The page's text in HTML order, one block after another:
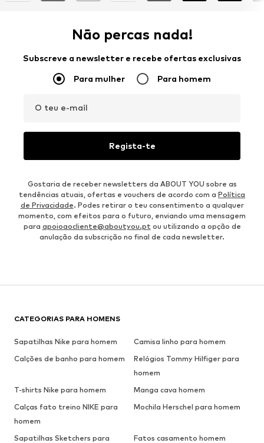
Não percas nada!
Subscreve a newsletter e recebe ofertas exclusivas
Para mulher Para homem
O teu e-mail
Regista-te
Gostaria de receber newsletters da ABOUT YOU sobre as
tendências atuais, ofertas e vouchers de acordo com a Política
de Privacidade. Podes retirar o teu consentimento a qualquer
momento, com efeitos para o futuro, enviando uma mensagem
para apoioaocliente@aboutyou.pt ou utilizando a opção de
anulação da subscrição no final de cada newsletter.
CATEGORIAS PARA HOMENS
Sapatilhas Nike para homem
Camisa linho para homem
Calções de banho para homem
Relógios Tommy Hilfiger para
homem
T-shirts Nike para homem
Manga cava homem
Calças fato treino NIKE para
homem
Mochila Herschel para homem
Sapatilhas Sketchers para
Fatos casamento homem